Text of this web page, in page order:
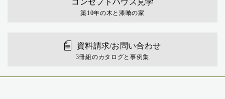
築10年の木と漆喰の家
資料請求/お問い合わせ
3冊組のカタログと事例集